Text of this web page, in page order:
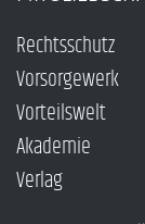
Rechtsschutz
Vorsorgewerk
Vorteilswelt
Akademie
Verlag